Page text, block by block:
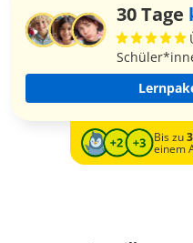
30 Tage
Bis zu
einem